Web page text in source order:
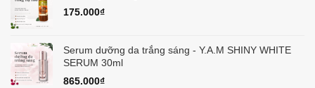
175.000₫
Serum dưỡng da trắng sáng - Y.A.M SHINY WHITE
SERUM 30ml
865.000₫